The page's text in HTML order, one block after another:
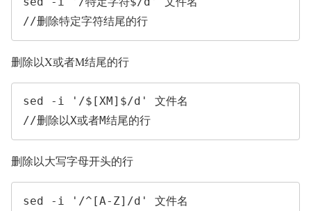
//删除特定字符结尾的行
删除以X或者M结尾的行
sed -i '/$[XM]$/d' 文件名
//删除以X或者M结尾的行
删除以大写字母开头的行
sed -i '/^[A-Z]/d' 文件名